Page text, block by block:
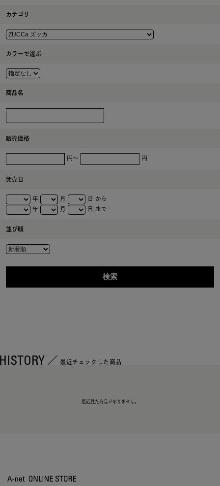
カテゴリ
カラーで選ぶ
商品名
販売価格
円～ 円
発売日
年 月
日 から
年
月 日 まで
並び順
最近チェックした商品
最近見た商品がありません。